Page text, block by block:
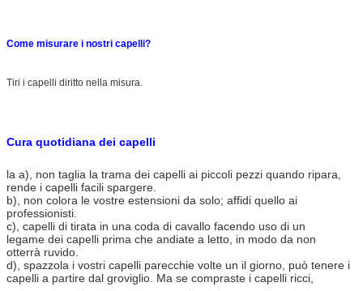
Come misurare i nostri capelli?
Tiri i capelli diritto nella misura.
Cura quotidiana dei capelli
la a), non taglia la trama dei capelli ai piccoli pezzi quando ripara,
rende i capelli facili spargere.
b), non colora le vostre estensioni da solo; affidi quello ai
professionisti.
c), capelli di tirata in una coda di cavallo facendo uso di un
legame dei capelli prima che andiate a letto, in modo da non
otterrà ruvido.
d), spazzola i vostri capelli parecchie volte un il giorno, può tenere i
capelli a partire dal groviglio. Ma se compraste i capelli ricci,